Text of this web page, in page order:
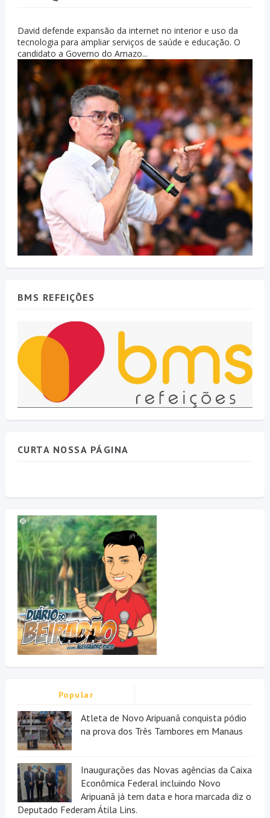
David defende expansão da internet no interior e uso da
tecnologia para ampliar serviços de saúde e educação. O
candidato a Governo do Amazo...
BMS REFEIÇÕES
CURTA NOSSA PÁGINA
Popular
Atleta de Novo Aripuanã conquista pódio
na prova dos Três Tambores em Manaus
Inaugurações das Novas agências da Caixa
Econômica Federal incluindo Novo
Aripuanã já tem data e hora marcada diz o
Deputado Federam Átila Lins.